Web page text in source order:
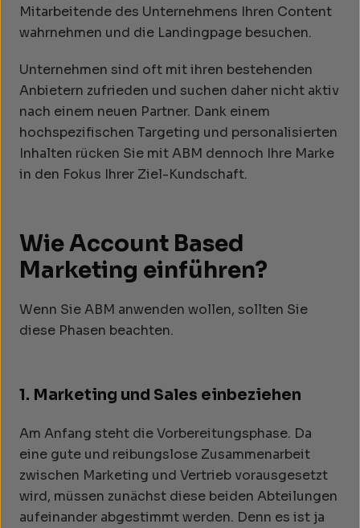
Mitarbeitende des Unternehmens Ihren Content
wahrnehmen und die Landingpage besuchen.
Unternehmen sind oft mit ihren bestehenden
Anbietern zufrieden und suchen daher nicht aktiv
nach einem neuen Partner. Dank einem
hochspezifischen Targeting und personalisierten
Inhalten rücken Sie mit ABM dennoch Ihre Marke
in den Fokus Ihrer Ziel-Kundschaft.
Wie Account Based
Marketing einführen?
Wenn Sie ABM anwenden wollen, sollten Sie
diese Phasen beachten.
1. Marketing und Sales einbeziehen
Am Anfang steht die Vorbereitungsphase. Da
eine gute und reibungslose Zusammenarbeit
zwischen Marketing und Vertrieb vorausgesetzt
wird, müssen zunächst diese beiden Abteilungen
aufeinander abgestimmt werden. Denn es ist ja